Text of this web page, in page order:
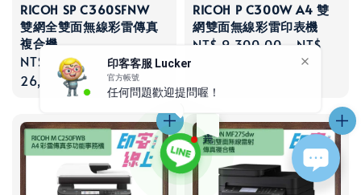
印客客服 Lucker
官方帳號
任何問題歡迎提問喔！
RICOH SP C360SFNW
雙網全雙面無線彩雷傳真
複合機
Regular
price
NT$ 23,900.00-NT$
26,600.00
RICOH P C300W A4 雙
網雙面無線彩雷印表機
Regular
NT$ 9,300.00
NT$